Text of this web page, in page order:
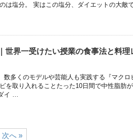
は塩分。 実はこの塩分、ダイエットの大敵
世界一受けたい授業の食事法と料理
数多くのモデルや芸能人も実践する『マクロ
を取り入れることたった10日間で中性脂肪
イ …
次へ »